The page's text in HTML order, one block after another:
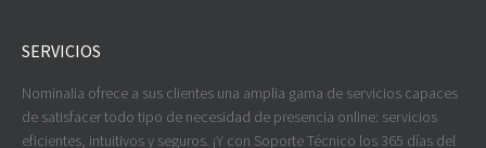
SERVICIOS
Nominalia ofrece a sus clientes una amplia gama de servicios capaces
de satisfacer todo tipo de necesidad de presencia online: servicios
eficientes, intuitivos y seguros. ¡Y con Soporte Técnico los 365 días del